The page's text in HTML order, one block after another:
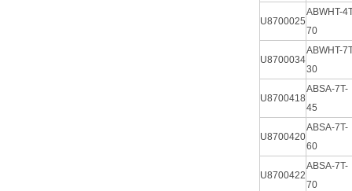
U8700025
ABWHT-
70
U8700034
ABWHT-
30
U8700418
ABSA-7T-
45
U8700420
ABSA-7T-
60
U8700422
ABSA-7T-
70